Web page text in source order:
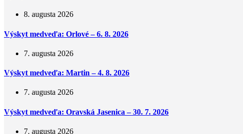
8. augusta 2026
Výskyt medveďa: Orlové – 6. 8. 2026
7. augusta 2026
Výskyt medveďa: Martin – 4. 8. 2026
7. augusta 2026
Výskyt medveďa: Oravská Jasenica – 30. 7. 2026
7. augusta 2026